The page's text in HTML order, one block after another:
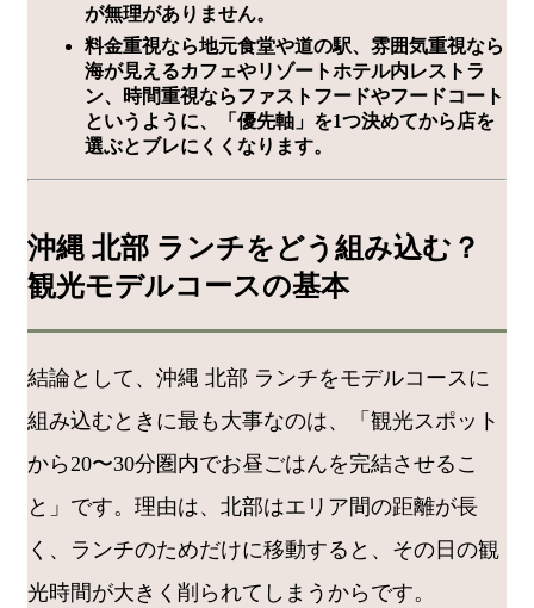
が無理がありません。
料金重視なら地元食堂や道の駅、雰囲気重視なら
海が見えるカフェやリゾートホテル内レストラ
ン、時間重視ならファストフードやフードコート
というように、「優先軸」を1つ決めてから店を
選ぶとブレにくくなります。
沖縄 北部 ランチをどう組み込む？
観光モデルコースの基本
結論として、沖縄 北部 ランチをモデルコースに
組み込むときに最も大事なのは、「観光スポット
から20〜30分圏内でお昼ごはんを完結させるこ
と」です。理由は、北部はエリア間の距離が長
く、ランチのためだけに移動すると、その日の観
光時間が大きく削られてしまうからです。